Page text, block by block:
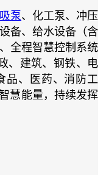
泵、化工泵、冲压
备、给水设备（含
全程智慧控制系统
、建筑、钢铁、电
品、医药、消防工
慧能量，持续发挥